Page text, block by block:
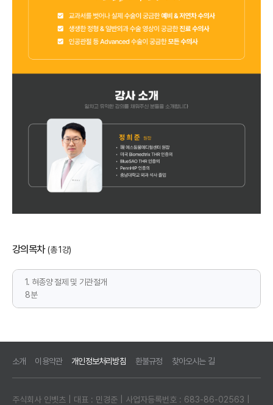
강의목차 (총 1강)
1. 혀종양 절제 및 기관절개
8분
소개 이용약관 개인정보처리방침 환불규정 찾아오시는 길
주식회사 인벳츠 | 대표 : 민경준 | 사업자등록번호 : 683-86-02563 |